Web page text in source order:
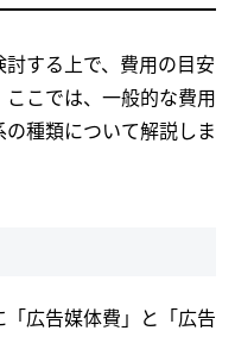
する上で、費用の目安
こでは、一般的な費用
種類について解説しま
広告媒体費」と「広告